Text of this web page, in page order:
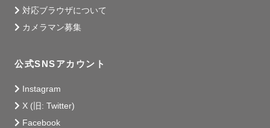
そんな中、我が子の写真を撮ることが
私の楽しみで写真にハマっていきました✨🥰
仕事でもプライベートでも
ずっと写真を撮っているくらい大好き💕
対応ブラウザについて
カメラマン募集
公式SNSアカウント
Instagram
X (旧: Twitter)
Facebook